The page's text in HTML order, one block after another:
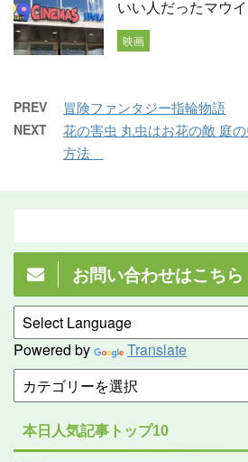
いい人だったマウイ
映画
PREV 冒険ファンタジー指輪物語
NEXT
花の害虫 丸虫はお花の敵 庭
方法
お問い合わせはこちら
Powered by Translate
本日人気記事トップ10